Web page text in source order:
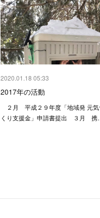
2020.01.18 05:33
2017年の活動
２月 平成２９年度「地域発 元気
くり支援金」申請書提出 ３月